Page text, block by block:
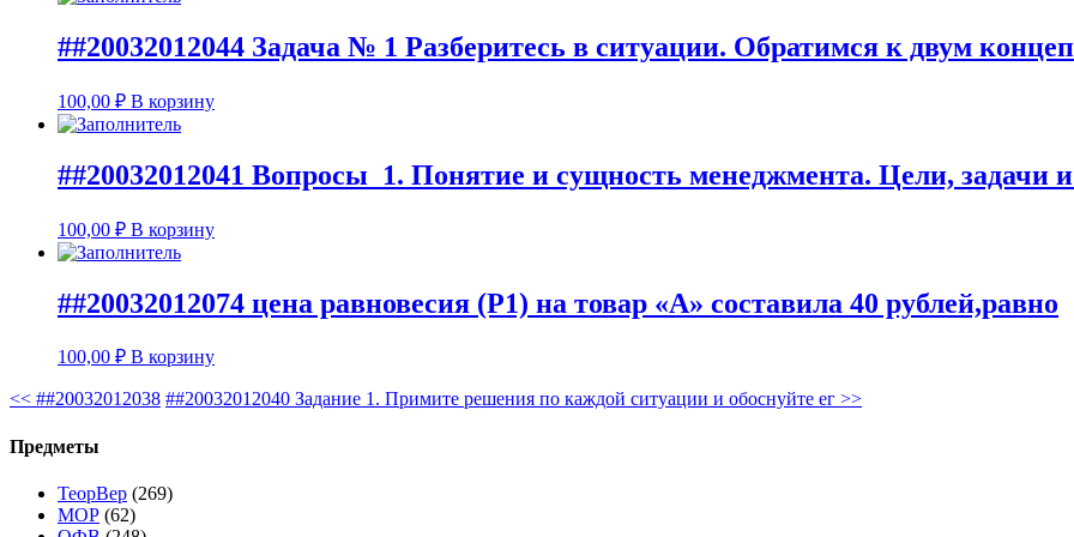
##20032012044 Задача № 1 Разберитесь в ситуации. Обратимся к двум
100,00 ₽ В корзину
##20032012041 Вопросы 1. Понятие и сущность менеджмента. Цели, задачи
100,00 ₽ В корзину
##20032012074 цена равновесия (Р1) на товар «А» составила 40 рублей,равно
100,00 ₽ В корзину
<< ##20032012038 ##20032012040 Задание 1. Примите решения по каждой ситуации и обоснуйте ег >>
Предметы
ТеорВер (269)
МОР (62)